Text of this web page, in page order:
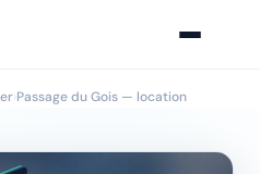
›Passage du Gois — location